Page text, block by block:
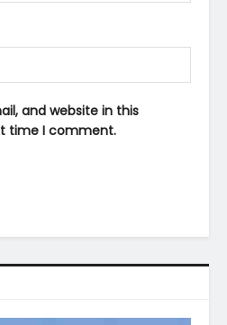
and website in this
time I comment.